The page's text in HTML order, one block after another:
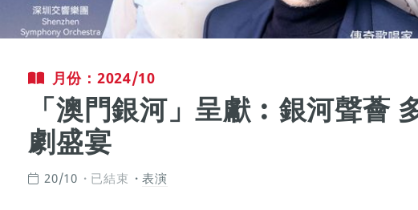
月份：2024/10
「澳門銀河」呈獻︰銀河聲薈
劇盛宴
20/10 已結束 表演